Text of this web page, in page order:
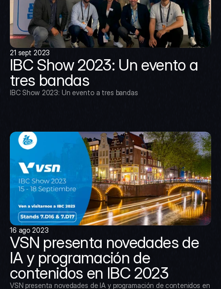
21 sept 2023
IBC Show 2023: Un evento a
tres bandas
IBC Show 2023: Un evento a tres bandas
16 ago 2023
VSN presenta novedades de
IA y programación de
contenidos en IBC 2023
VSN presenta novedades de IA y programación de contenidos en